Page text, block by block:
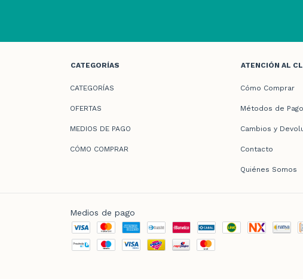
CATEGORÍAS
CATEGORÍAS
OFERTAS
MEDIOS DE PAGO
CÓMO COMPRAR
ATENCIÓN AL
Cómo Comprar
Métodos de Pago
Cambios y
Contacto
Quiénes Somos
Medios de pago